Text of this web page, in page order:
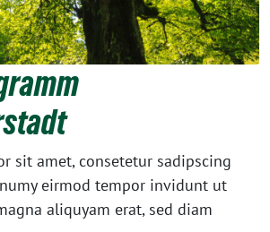
sit amet, consetetur sadipscing
eirmod tempor invidunt ut
aliquyam erat, sed diam